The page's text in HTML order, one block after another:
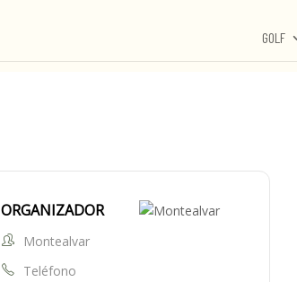
GOLF
ORGANIZADOR
Montealvar
Teléfono